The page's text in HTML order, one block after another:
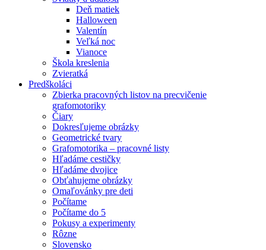
Deň matiek
Halloween
Valentín
Veľká noc
Vianoce
Škola kreslenia
Zvieratká
Predškoláci
Zbierka pracovných listov na precvičenie
grafomotoriky
Čiary
Dokresľujeme obrázky
Geometrické tvary
Grafomotorika – pracovné listy
Hľadáme cestičky
Hľadáme dvojice
Obťahujeme obrázky
Omaľovánky pre deti
Počítame
Počítame do 5
Pokusy a experimenty
Rôzne
Slovensko